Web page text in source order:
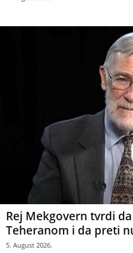
Rej Mekgovern tvrdi
Teheranom i da preti
5. August 2026.